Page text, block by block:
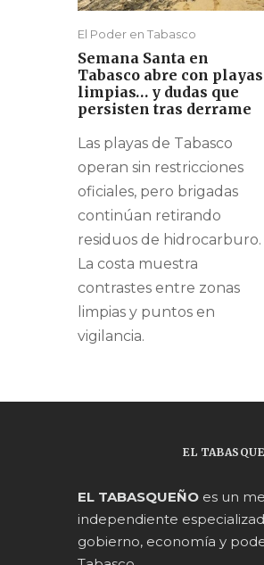
El Poder en Tabasco
Semana Santa en
Tabasco abre con playas
limpias… y dudas que
persisten tras derrame
Las playas de Tabasco
operan sin restricciones
oficiales, pero brigadas
continúan retirando
residuos de hidrocarburo.
La costa muestra
contrastes entre zonas
limpias y puntos en
vigilancia.
EL
EL TABASQUEÑO es un
independiente
gobierno, economía y